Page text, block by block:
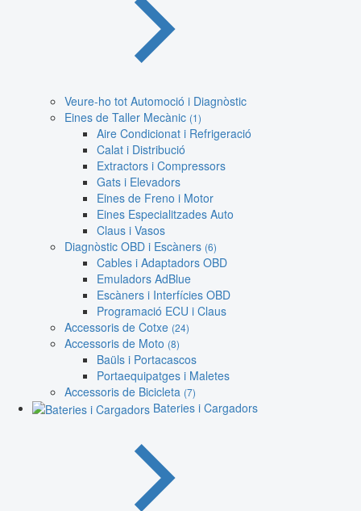
Veure-ho tot Automoció i Diagnòstic
Eines de Taller Mecànic (1)
Aire Condicionat i Refrigeració
Calat i Distribució
Extractors i Compressors
Gats i Elevadors
Eines de Freno i Motor
Eines Especialitzades Auto
Claus i Vasos
Diagnòstic OBD i Escàners (6)
Cables i Adaptadors OBD
Emuladors AdBlue
Escàners i Interfícies OBD
Programació ECU i Claus
Accessoris de Cotxe (24)
Accessoris de Moto (8)
Baüls i Portacascos
Portaequipatges i Maletes
Accessoris de Bicicleta (7)
Bateries i Cargadors